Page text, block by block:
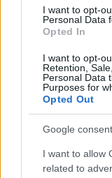
I want to opt-
Personal Data
Opted In
I want to opt-
Retention,
Personal Data
Purposes for
Opted Out
Google
I want to allow
related to
Mežaparka
koncerts: vai
šoreiz gatava?